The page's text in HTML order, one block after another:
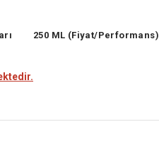
250 ML (Fiyat/Performans)